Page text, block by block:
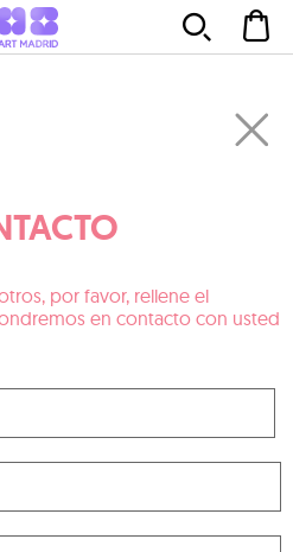
por favor, rellene el
en contacto con usted